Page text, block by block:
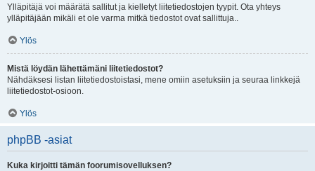
Ylläpitäjä voi määrätä sallitut ja kielletyt liitetiedostojen tyypit. Ota yhteys
ylläpitäjään mikäli et ole varma mitkä tiedostot ovat sallittuja..
Ylös
Mistä löydän lähettämäni liitetiedostot?
Nähdäksesi listan liitetiedostoistasi, mene omiin asetuksiin ja seuraa linkkejä
liitetiedostot-osioon.
Ylös
phpBB -asiat
Kuka kirjoitti tämän foorumisovelluksen?